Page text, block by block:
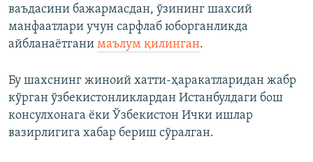
ваъдасини бажармасдан, ўзининг шахсий
манфаатлари учун сарфлаб юборганликда
айбланаётгани маълум қилинган.
Бу шахснинг жиноий хатти-ҳаракатларидан жабр
кўрган ўзбекистонликлардан Истанбулдаги бош
консулхонага ёки Ўзбекистон Ички ишлар
вазирлигига хабар бериш сўралган.